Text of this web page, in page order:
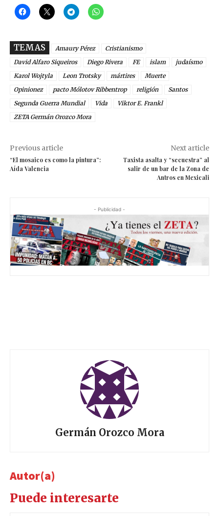
TEMAS Amaury Pérez
Cristianismo
David Alfaro Siqueiros
Diego Rivera FE islam
judaísmo
Karol Wojtyla
Leon Trotsky mártires
Muerte
Opinionez
pacto Mólotov Ribbentrop religión
Santos
Segunda Guerra Mundial
Vida
Viktor E. Frankl
ZETA Germán Orozco Mora
Previous article
“El mosaico es como la pintura”:
Aída Valencia
Next article
Taxista asalta y “secuestra” al
salir de un bar de la Zona de
Antros en Mexicali
- Publicidad -
Germán Orozco Mora
Autor(a)
Puede interesarte